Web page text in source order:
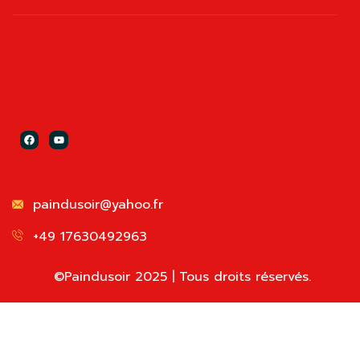
paindusoir@yahoo.fr
+49 17630492963
©Paindusoir 2025 | Tous droits réservés.